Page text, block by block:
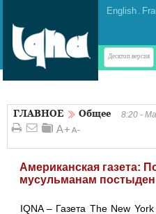
English .
Десктоп-версия
ГЛАВНОЕ Общее 8:20 -
Американская газета:
мусульманам постыден
IQNA – Газета The New